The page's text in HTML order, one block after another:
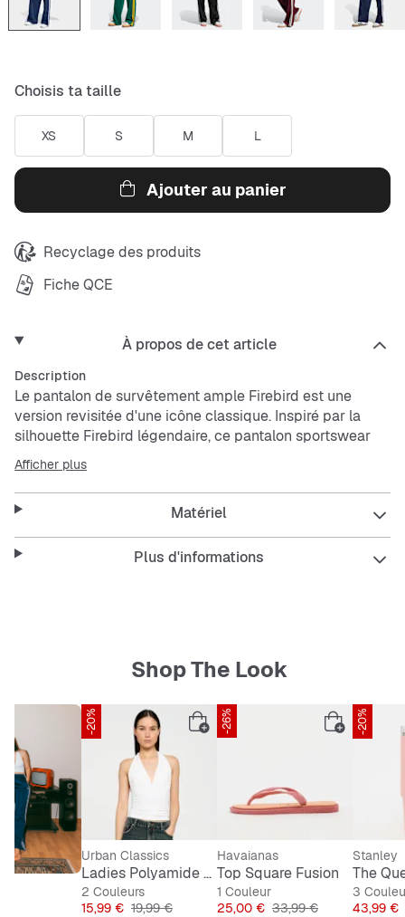
Choisis ta taille
XS S M L
Ajouter au panier
Recyclage des produits
Fiche QCE
À propos de cet article
Description
Le pantalon de survêtement ample Firebird est une
version revisitée d'une icône classique. Inspiré par la
silhouette Firebird légendaire, ce pantalon sportswear
apporte une énergie inimitable à ta garde-robe de tous
les jours.
La coupe large et la taille mi-haute offrent une sensation
décontractée et un look moderne. Confectionné en
maille, ce modèle est doux et confortable sur la peau.
Coupe ample.
Afficher plus
Matériel
Plus d'informations
Shop The Look
-20%
Urban Classics
Ladies Polyamide Jersey Neckholder Top
2 Couleurs
Prix
15,99 € Prix original
19,99 €
-26%
Havaianas
Top Square Fusion
1 Couleur
Prix
25,00 € Prix original
33,99 €
-20%
Stanley
3
Prix
43,99 €